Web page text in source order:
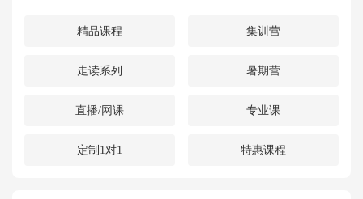
精品课程 集训营
走读系列 暑期营
直播/网课 专业课
定制1对1 特惠课程